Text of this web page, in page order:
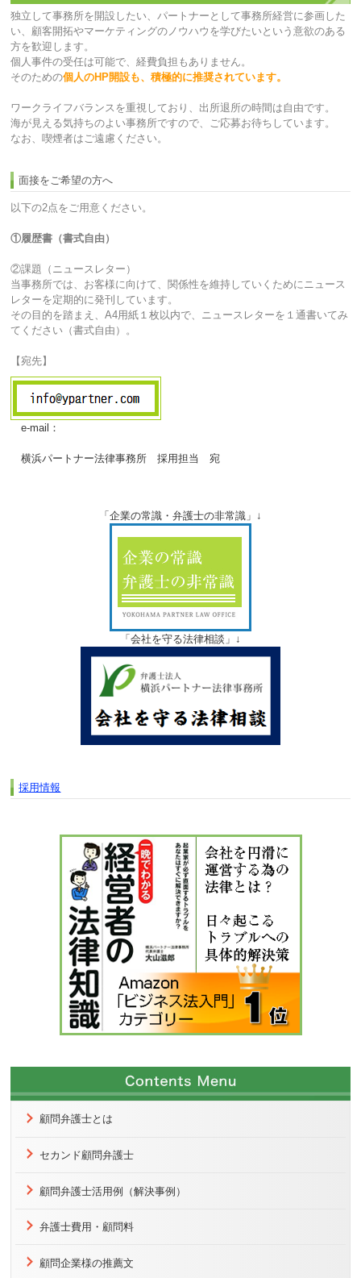
独立して事務所を開設したい、パートナーとして事務所経営に参画した
い、顧客開拓やマーケティングのノウハウを学びたいという意欲のある
方を歓迎します。
個人事件の受任は可能で、経費負担もありません。
そのための個人のHP開設も、積極的に推奨されています。
ワークライフバランスを重視しており、出所退所の時間は自由です。
海が見える気持ちのよい事務所ですので、ご応募お待ちしています。
なお、喫煙者はご遠慮ください。
面接をご希望の方へ
以下の2点をご用意ください。
①履歴書（書式自由）
②課題（ニュースレター）
当事務所では、お客様に向けて、関係性を維持していくためにニュース
レターを定期的に発刊しています。
その目的を踏まえ、A4用紙１枚以内で、ニュースレターを１通書いてみ
てください（書式自由）。
【宛先】
e-mail：
横浜パートナー法律事務所 採用担当 宛
「企業の常識・弁護士の非常識」↓
「会社を守る法律相談」↓
採用情報
顧問弁護士とは
セカンド顧問弁護士
顧問弁護士活用例（解決事例）
弁護士費用・顧問料
顧問企業様の推薦文